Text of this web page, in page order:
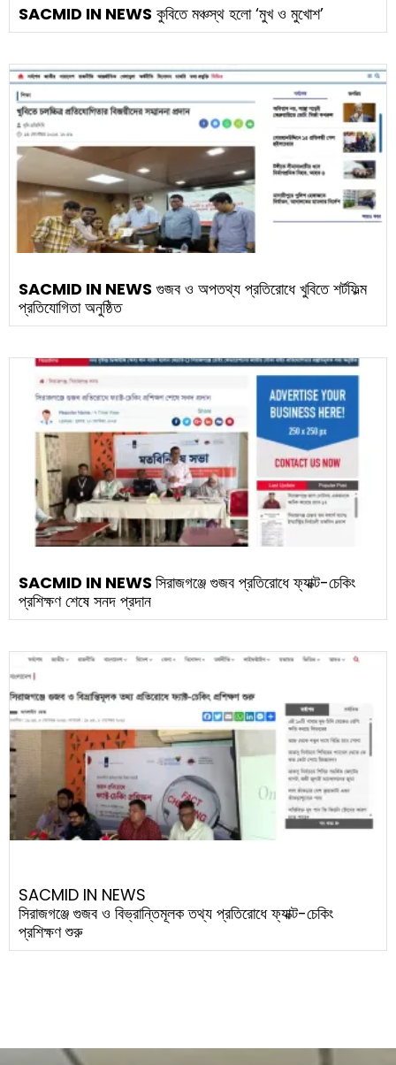
SACMID IN NEWS কুবিতে মঞ্চস্থ হলো ‘মুখ ও মুখোশ’
SACMID IN NEWS গুজব ও অপতথ্য প্রতিরোধে খুবিতে শর্টফিল্ম
প্রতিযোগিতা অনুষ্ঠিত
SACMID IN NEWS সিরাজগঞ্জে গুজব প্রতিরোধে ফ্যাক্ট-চেকিং
প্রশিক্ষণ শেষে সনদ প্রদান
SACMID IN NEWS
সিরাজগঞ্জে গুজব ও বিভ্রান্তিমূলক তথ্য প্রতিরোধে ফ্যাক্ট-চেকিং
প্রশিক্ষণ শুরু